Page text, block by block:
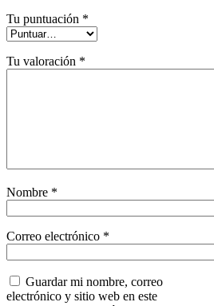
Tu puntuación *
Tu valoración *
Nombre *
Correo electrónico *
Guardar mi nombre, correo
electrónico y sitio web en este